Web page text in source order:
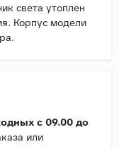
света утоплен
Корпус модели
с 09.00 до
или